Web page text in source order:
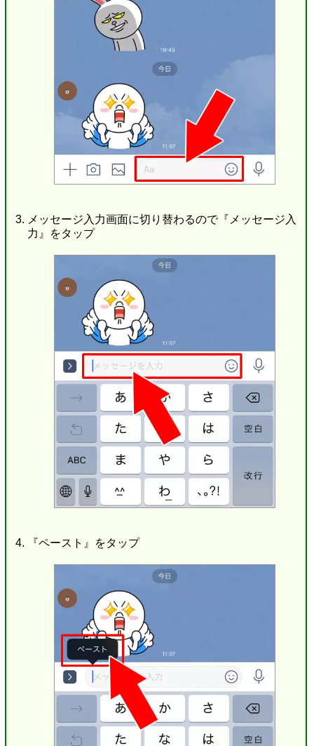
メッセージ入力画面に切り替わるので『メッセージ入
力』をタップ
『ペースト』をタップ